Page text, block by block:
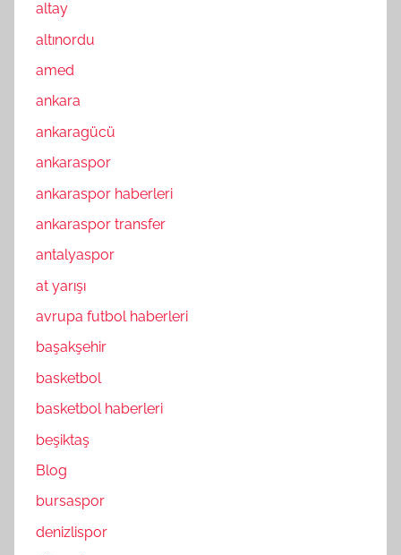
altay
altınordu
amed
ankara
ankaragücü
ankaraspor
ankaraspor haberleri
ankaraspor transfer
antalyaspor
at yarışı
avrupa futbol haberleri
başakşehir
basketbol
basketbol haberleri
beşiktaş
Blog
bursaspor
denizlispor